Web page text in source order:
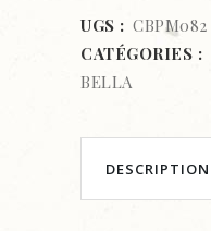
UGS : CBPM082
CATÉGORIES :
BELLA
DESCRIPTION